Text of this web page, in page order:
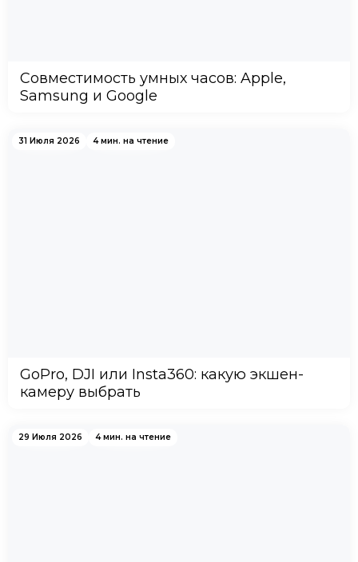
Совместимость умных часов: Apple,
Samsung и Google
31 Июля 2026 4 мин. на чтение
GoPro, DJI или Insta360: какую экшен-
камеру выбрать
29 Июля 2026 4 мин. на чтение